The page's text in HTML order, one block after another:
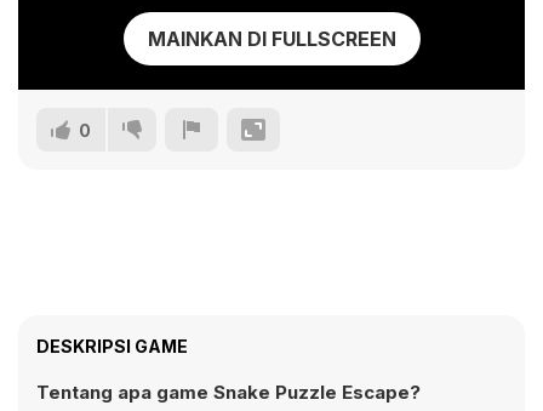
MAINKAN DI FULLSCREEN
0
DESKRIPSI GAME
Tentang apa game Snake Puzzle Escape?